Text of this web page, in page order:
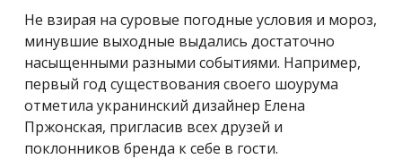
Не взирая на суровые погодные условия и мороз,
минувшие выходные выдались достаточно
насыщенными разными событиями. Например,
первый год существования своего шоурума
отметила укранинский дизайнер Елена
Пржонская, пригласив всех друзей и
поклонников бренда к себе в гости.